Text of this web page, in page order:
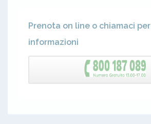
Prenota on line o chiamaci per
informazioni